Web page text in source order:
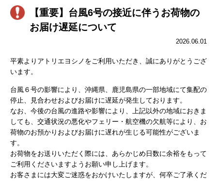
【重要】台風6号の接近に伴うお荷物の
お届け遅延について
2026.06.01
平素よりアトリエヨシノをご利用いただき、誠にありがとうござ
います。
台風６号の影響により、沖縄県、鹿児島県の一部地域にて集配の
停止、見合わせおよびお届けに遅延が発生しております。
なお、今後の台風の進路や影響により、上記以外の地域におきま
しても、交通状況の悪化やフェリー・航空機の欠航等により、お
荷物のお預かりおよびお届けに遅れが生じる可能性がございま
す。
お荷物をお送りいただく際には、あらかじめ日数に余裕をもって
ご利用くださいますようお願い申し上げます。
お客さまには大変ご迷惑をおかけいたしますが、何卒ご了承くだ